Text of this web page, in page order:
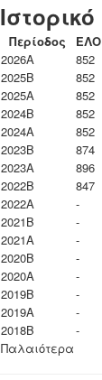
Ιστορικό
Περίοδος ΕΛΟ
2026A
852
2025B
852
2025A
852
2024B
852
2024A
852
2023B
874
2023Α
896
2022B
847
2022A
-
2021B
-
2021A
-
2020B
-
2020A
-
2019B
-
2019A
-
2018B
-
Παλαιότερα